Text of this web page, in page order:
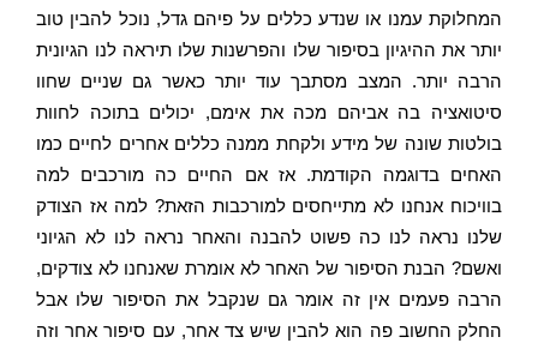
המחלוקת עמנו או שנדע כללים על פיהם גדל, נוכל להבין טוב
יותר את ההיגיון בסיפור שלו והפרשנות שלו תיראה לנו הגיונית
הרבה יותר. המצב מסתבך עוד יותר כאשר גם שניים שחוו
סיטואציה בה אביהם מכה את אימם, יכולים בתוכה לחוות
בולטות שונה של מידע ולקחת ממנה כללים אחרים לחיים כמו
האחים בדוגמה הקודמת. אז אם החיים כה מורכבים למה
בוויכוח אנחנו לא מתייחסים למורכבות הזאת? למה אז הצודק
שלנו נראה לנו כה פשוט להבנה והאחר נראה לנו לא הגיוני
ואשם? הבנת הסיפור של האחר לא אומרת שאנחנו לא צודקים,
הרבה פעמים אין זה אומר גם שנקבל את הסיפור שלו אבל
החלק החשוב פה הוא להבין שיש צד אחר, עם סיפור אחר וזה